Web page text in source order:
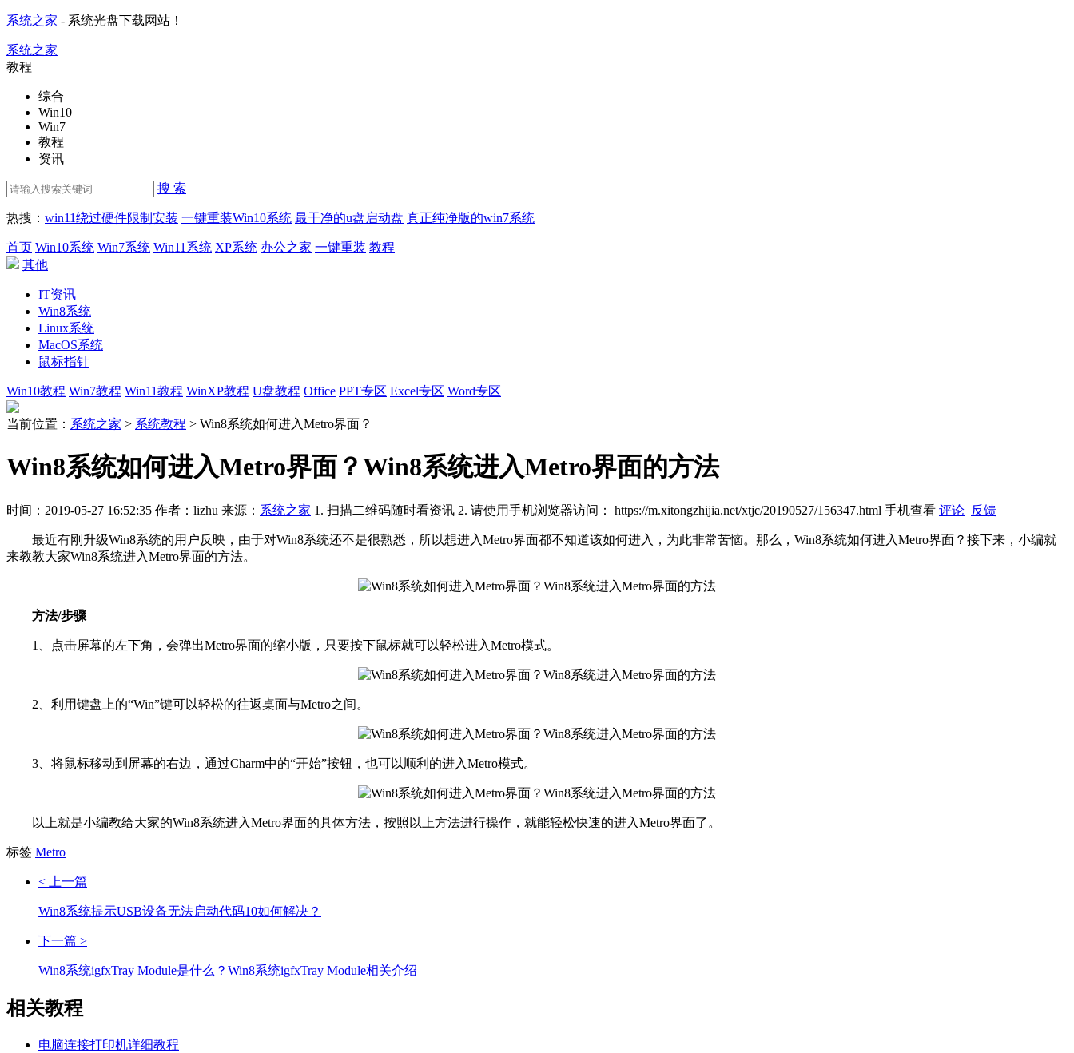
系统之家 - 系统光盘下载网站！
系统之家
教程
综合
Win10
Win7
教程
资讯
搜 索
热搜： win11绕过硬件限制安装 一键重装Win10系统 最干净的u盘启动盘 真正纯净版的win7系统
首页 Win10系统 Win7系统 Win11系统 XP系统 办公之家 一键重装 教程
其他
IT资讯
Win8系统
Linux系统
MacOS系统
鼠标指针
Win10教程 Win7教程 Win11教程 WinXP教程 U盘教程 Office PPT专区 Excel专区 Word专区
当前位置： 系统之家 > 系统教程 > Win8系统如何进入Metro界面？
Win8系统如何进入Metro界面？Win8系统进入Metro界面的方法
时间：2019-05-27 16:52:35 作者：lizhu 来源： 系统之家 1. 扫描二维码随时看资讯 2. 请使用手机浏览器访问： https://m.xitongzhijia.net/xtjc/20190527/156347.html 手机查看 评论 反馈
最近有刚升级Win8系统的用户反映，由于对Win8系统还不是很熟悉，所以想进入Metro界面都不知道该如何进入，为此非常苦恼。那么，Win8系统如何进入Metro界面？接下来，小编就
来教教大家Win8系统进入Metro界面的方法。
方法/步骤
1、点击屏幕的左下角，会弹出Metro界面的缩小版，只要按下鼠标就可以轻松进入Metro模式。
2、利用键盘上的“Win”键可以轻松的往返桌面与Metro之间。
3、将鼠标移动到屏幕的右边，通过Charm中的“开始”按钮，也可以顺利的进入Metro模式。
以上就是小编教给大家的Win8系统进入Metro界面的具体方法，按照以上方法进行操作，就能轻松快速的进入Metro界面了。
标签 Metro
< 上一篇
Win8系统提示USB设备无法启动代码10如何解决？
下一篇 >
Win8系统igfxTray Module是什么？Win8系统igfxTray Module相关介绍
相关教程
电脑连接打印机详细教程